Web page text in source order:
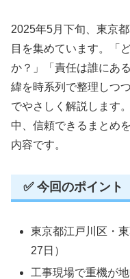
2025年5月下旬、東京
目を集めています。「
か？」「責任は誰にあ
緯を時系列で整理しつ
でやさしく解説します
中、信頼できるまとめ
内容です。
✅ 今回のポイント
東京都江戸川区・
27日）
工事現場で重機が